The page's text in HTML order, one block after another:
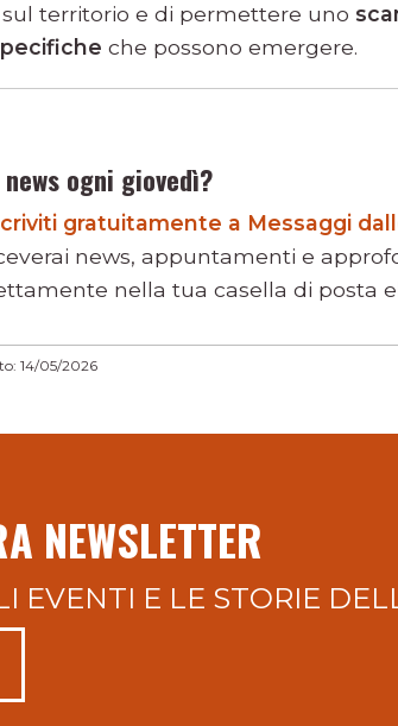
territorio e di permettere uno
che possono emergere.
ogni giovedì?
gratuitamente a Messaggi
news, appuntamenti e
nella tua casella di posta
14/05/2026
NEWSLETTER
EVENTI E LE STORIE